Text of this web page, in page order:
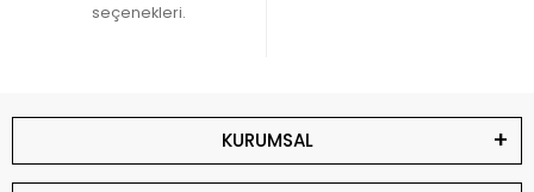
eklenebilir. Protein, aminoasit, vitamin ve mineral ürünleriyle
Bitki suları tek başına yeterli bir bakım programı oluşturmaz.
Güvercinlerin yaşına, bakım dönemine ve beslenme düzenine
uygun ürünlerin birlikte değerlendirilmesi daha doğru olacaktır.
seçenekleri.
KURUMSAL